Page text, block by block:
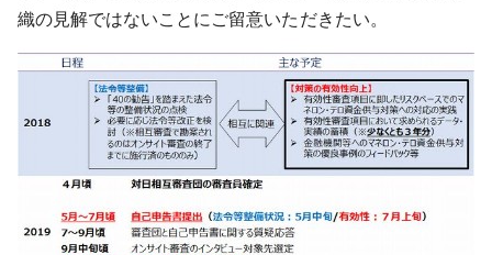
織の見解ではないことにご留意いただきたい。